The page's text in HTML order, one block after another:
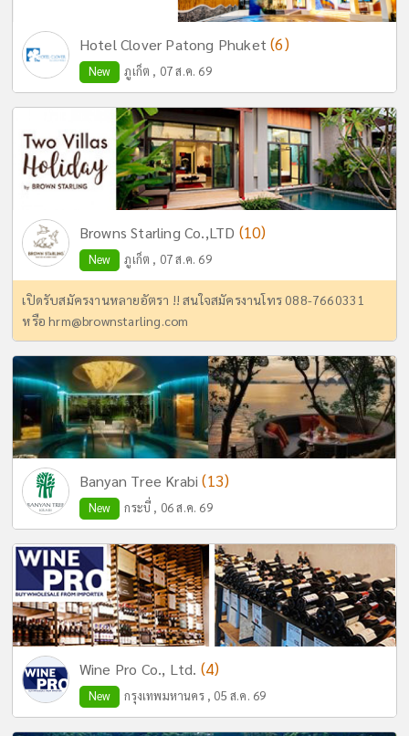
Hotel Clover Patong Phuket(6)
New ภูเก็ต , 07 ส.ค. 69
Browns Starling Co.,LTD (10)
New ภูเก็ต , 07 ส.ค. 69
เปิดรับสมัครงานหลายอัตรา !! สนใจสมัครงานโทร 088-7660331
หรือhrm@brownstarling.com
Banyan Tree Krabi(13)
New กระบี่ , 06 ส.ค. 69
Wine Pro Co., Ltd. (4)
New กรุงเทพมหานคร , 05 ส.ค. 69